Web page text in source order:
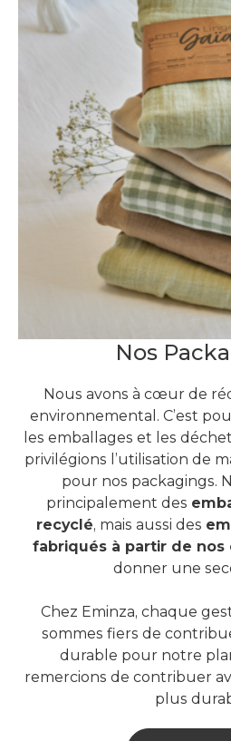
Nos
Nous avons à cœur de
environnemental. C’est
les emballages et les
privilégions l’utilisation de
pour nos packagings.
principalement des
recyclé, mais aussi des
fabriqués à partir de nos
donner une
Chez Eminza, chaque
sommes fiers de
durable pour notre
remercions de contribuer
plus